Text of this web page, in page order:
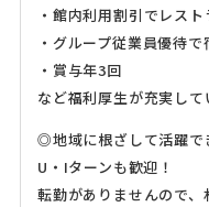
・館内利用割引でレス
・グループ従業員優待
・賞与年3回
など福利厚生が充実して
◎地域に根ざして活躍で
U・Iターンも歓迎！
転勤がありませんので